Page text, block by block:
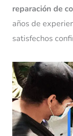
reparación de
años de
satisfechos